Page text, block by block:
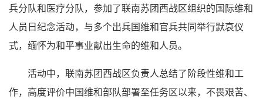
兵分队和医疗分队，参加了联南苏团西战区组织的国际维和
人员日纪念活动，与多个出兵国维和官兵共同举行默哀仪
式，缅怀为和平事业献出生命的维和人员。
活动中，联南苏团西战区负责人总结了阶段性维和工
作，高度评价中国维和部队部署至任务区以来，不畏艰苦、